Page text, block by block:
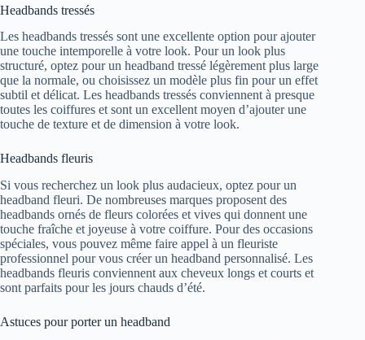
Headbands tressés
Les headbands tressés sont une excellente option pour ajouter
une touche intemporelle à votre look. Pour un look plus
structuré, optez pour un headband tressé légèrement plus large
que la normale, ou choisissez un modèle plus fin pour un effet
subtil et délicat. Les headbands tressés conviennent à presque
toutes les coiffures et sont un excellent moyen d’ajouter une
touche de texture et de dimension à votre look.
Headbands fleuris
Si vous recherchez un look plus audacieux, optez pour un
headband fleuri. De nombreuses marques proposent des
headbands ornés de fleurs colorées et vives qui donnent une
touche fraîche et joyeuse à votre coiffure. Pour des occasions
spéciales, vous pouvez même faire appel à un fleuriste
professionnel pour vous créer un headband personnalisé. Les
headbands fleuris conviennent aux cheveux longs et courts et
sont parfaits pour les jours chauds d’été.
Astuces pour porter un headband